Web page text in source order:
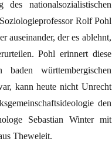
nationalsozialistischen
Rolf Pohl
auseinander, der es ablehnt,
Pohl erinnert diese
württembergischen
kann heute nicht Unrecht
den
Sebastian Winter mit
Theweleit.